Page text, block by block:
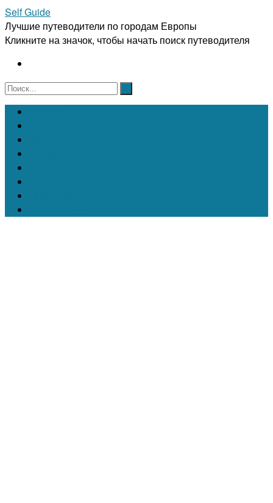
Self Guide
Лучшие путеводители по городам Европы
Кликните на значок, чтобы начать поиск путеводителя